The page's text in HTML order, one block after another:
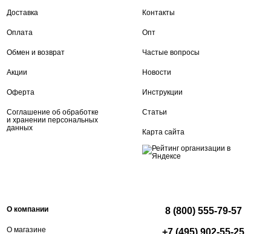
Доставка
Оплата
Обмен и возврат
Акции
Оферта
Соглашение об обработке
и хранении персональных
данных
Контакты
Опт
Частые вопросы
Новости
Инструкции
Статьи
Карта сайта
О компании
О магазине
8 (800) 555-79-57
+7 (495) 902-55-25